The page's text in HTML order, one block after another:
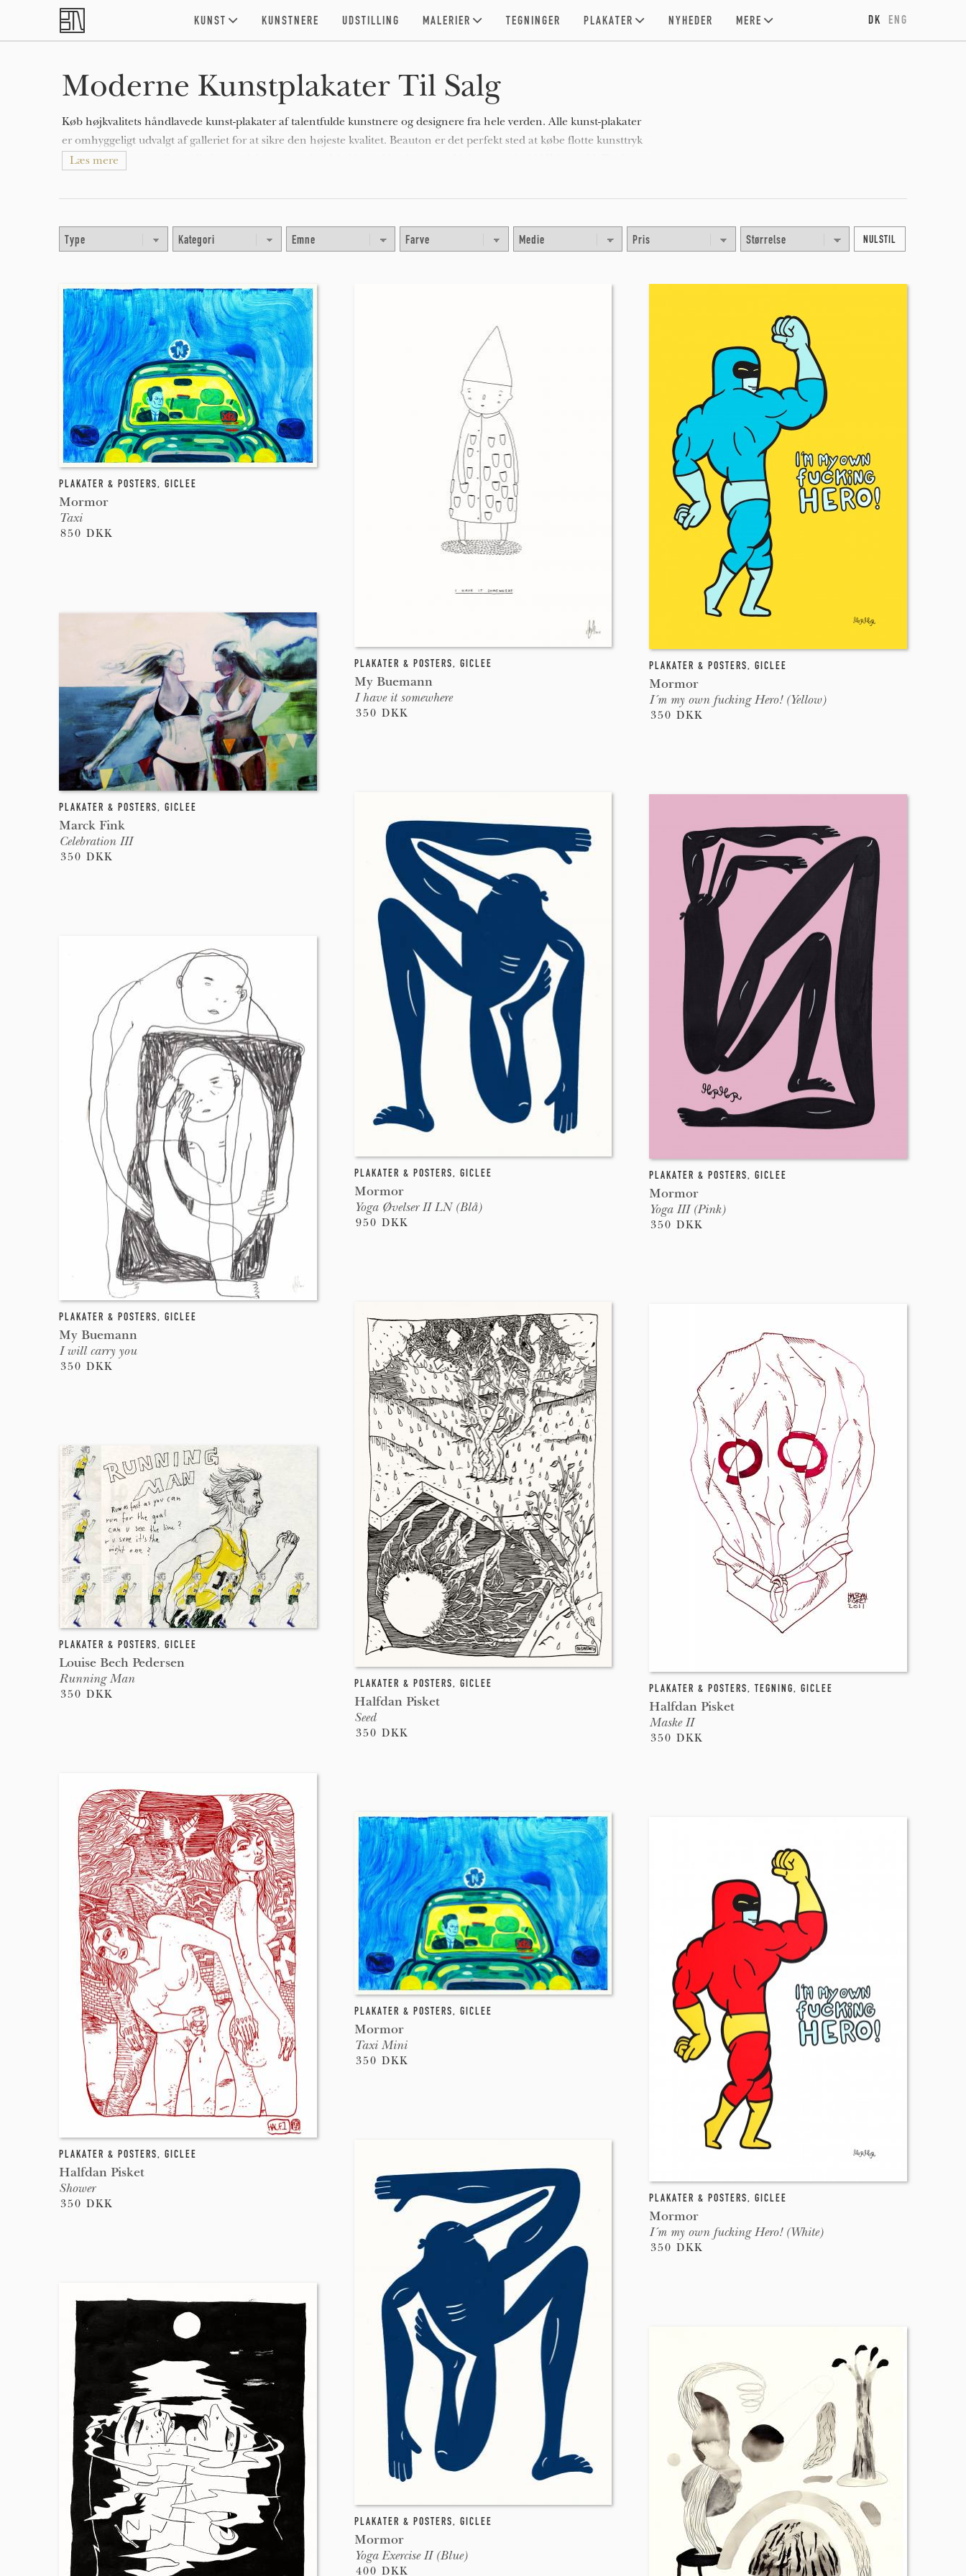
Skip to main content
KUNST KUNSTNERE UDSTILLING MALERIER TEGNINGER PLAKATER NYHEDER MERE DK ENG
Moderne Kunstplakater Til Salg
Køb højkvalitets håndlavede kunst-plakater af talentfulde kunstnere og designere fra hele verden. Alle kunst-plakater
er omhyggeligt udvalgt af galleriet for at sikre den højeste kvalitet. Beauton er det perfekt sted at købe flotte kunsttryk
og kunst-plakater online. Alle kunst-plakater er trykt på lækkert akiverbart, syrefrit kunstpapir, 100% bomuld. Find
Læs mere
NULSTIL
PLAKATER & POSTERS, GICLEE
Mormor
Taxi
850 DKK
PLAKATER & POSTERS, GICLEE
Marck Fink
Celebration III
350 DKK
PLAKATER & POSTERS, GICLEE
My Buemann
I will carry you
350 DKK
PLAKATER & POSTERS, GICLEE
Louise Bech Pedersen
Running Man
350 DKK
PLAKATER & POSTERS, GICLEE
Halfdan Pisket
Shower
350 DKK
PLAKATER & POSTERS, GICLEE
My Buemann
I have it somewhere
350 DKK
PLAKATER & POSTERS, GICLEE
Mormor
Yoga Øvelser II LN (Blå)
950 DKK
PLAKATER & POSTERS, GICLEE
Halfdan Pisket
Seed
350 DKK
PLAKATER & POSTERS, GICLEE
Mormor
Taxi Mini
350 DKK
PLAKATER & POSTERS, GICLEE
Mormor
Yoga Exercise II (Blue)
400 DKK
PLAKATER & POSTERS,GICLEE
Mormor
I´m my own fucking Hero! (Yellow)
350 DKK
PLAKATER & POSTERS,GICLEE
Mormor
Yoga III (Pink)
350 DKK
PLAKATER & POSTERS,TEGNING,GICLEE
Halfdan Pisket
Maske II
350 DKK
PLAKATER & POSTERS,GICLEE
Mormor
I´m my own fucking Hero! (White)
350 DKK